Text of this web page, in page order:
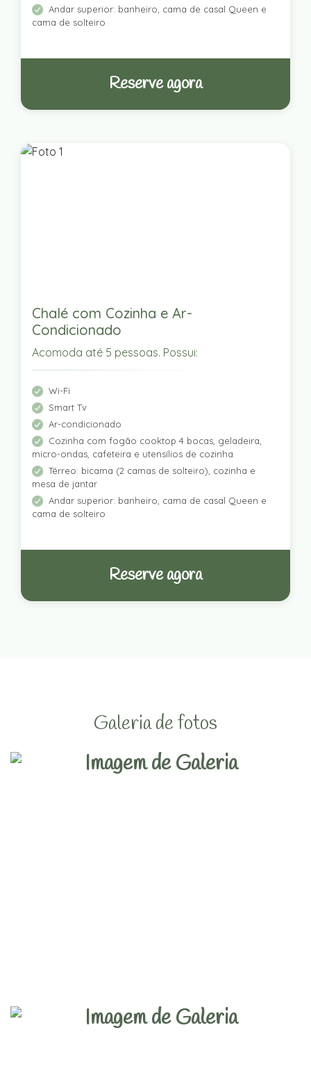
Andar superior: banheiro, cama de casal Queen e
cama de solteiro
Reserve agora
Chalé com Cozinha e Ar-
Condicionado
Acomoda até 5 pessoas. Possui:
Wi-Fi
Smart Tv
Ar-condicionado
Cozinha com fogão cooktop 4 bocas, geladeira,
micro-ondas, cafeteira e utensílios de cozinha
Térreo: bicama (2 camas de solteiro), cozinha e
mesa de jantar
Andar superior: banheiro, cama de casal Queen e
cama de solteiro
Reserve agora
Galeria de fotos